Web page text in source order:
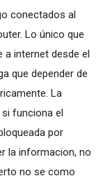
conectados al
Lo único que
a internet desde el
que depender de
La
funciona el
por
la informacion, no
no se como